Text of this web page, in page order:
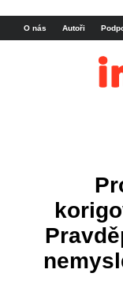
O nás Autoři